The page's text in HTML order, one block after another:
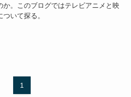
か。このブログではテレビアニメと映
いて探る。
1